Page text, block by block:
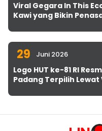
Viral Gegara In This
Kawi yang Bikin
29 Juni 2026
Logo HUT ke-81 RI
Padang Terpilih